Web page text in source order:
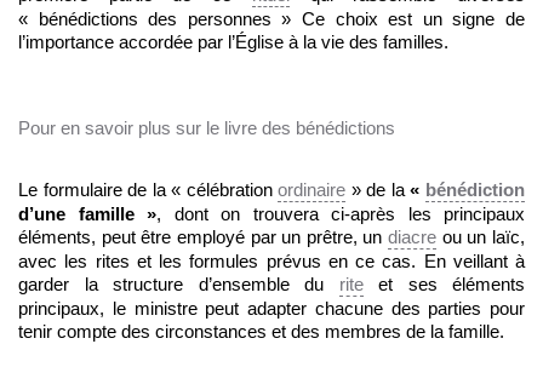
« bénédictions des personnes » Ce choix est un signe de
l’importance accordée par l’Église à la vie des familles.
Pour en savoir plus sur le livre des bénédictions
Le formulaire de la « célébrationordinaire » de la« bénédiction
d’une famille », dont on trouvera ci-après les principaux
éléments, peut être employé par un prêtre, undiacre ou un laïc,
avec les rites et les formules prévus en ce cas. En veillant à
garder la structure d’ensemble du riteet ses éléments
principaux, le ministre peut adapter chacune des parties pour
tenir compte des circonstances et des membres de la famille.